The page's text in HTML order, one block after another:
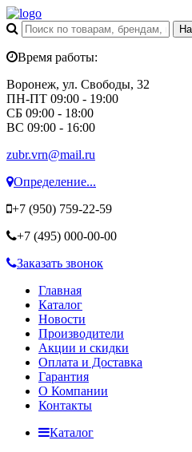
Время работы:
Воронеж, ул. Свободы, 32
ПН-ПТ 09:00 - 19:00
СБ 09:00 - 18:00
ВС 09:00 - 16:00
zubr.vrn@mail.ru
Определение...
+7 (950) 759-22-59
+7 (495) 000-00-00
Заказать звонок
Главная
Каталог
Новости
Производители
Акции и скидки
Оплата и Доставка
Гарантия
О Компании
Контакты
Каталог